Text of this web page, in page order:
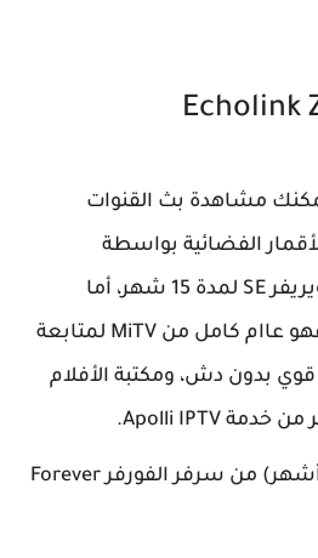
مشاهدة بث القنوات
الفضائية بواسطة
الشرينج عبر سرفر الفويريفر SE لمدة 15 شهر، أما
اشتراك IPTV المتوفر فهو عاام كامل من MiTV لمتابعة
قوي بدون دش، ومكتبة الأفلام
15 شهر (عام و 3 أشهر) من سرفر الفورفر Forever